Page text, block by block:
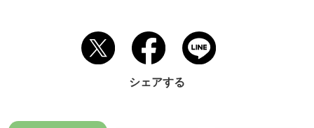
シェアする